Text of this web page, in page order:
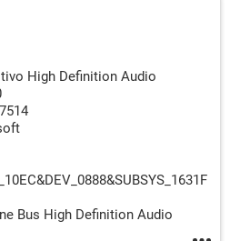
High Definition Audio
Bus High Definition Audio